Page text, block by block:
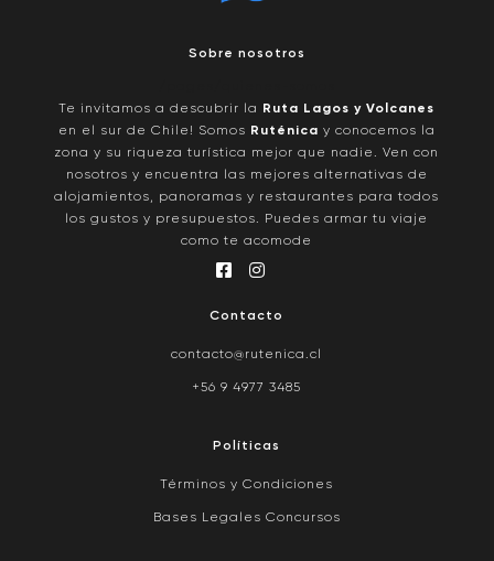
Sobre nosotros
Te invitamos a descubrir la
Ruta Lagos y Volcanes
en el sur de Chile! Somos Ruténica y conocemos la
zona y su riqueza turística mejor que nadie. Ven con
nosotros y encuentra las mejores alternativas de
alojamientos, panoramas y restaurantes para todos
los gustos y presupuestos. Puedes armar tu viaje
como te acomode
Contacto
contacto@rutenica.cl
+56 9 4977 3485
Políticas
Términos y Condiciones
Bases Legales Concursos